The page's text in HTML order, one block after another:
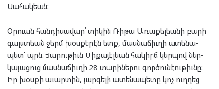
Սա­հակ­եան:
Օր­ուան հան­դի­սա­վար՝ տի­կին Ռի­թա Առա­քել­եա­նի բա­րի
գալստ­եան ջերմ խօս­քե­րէն ետք, մաս­նա­ճիւ­ղի ատե­նա­
պետ՝ պրն. Յա­րու­թիւն Մի­քա­յէլ­եան հա­կիրճ կեր­պով ներ­
կա­յա­ցուց մաս­նա­ճիւ­ղի 28 տա­րի­նե­րու գոր­ծու­նէ­ու­թիւնը:
Իր խօս­քի աւար­տին, յար­գե­լի ատե­նա­պե­տը կոչ ուղ­ղեց